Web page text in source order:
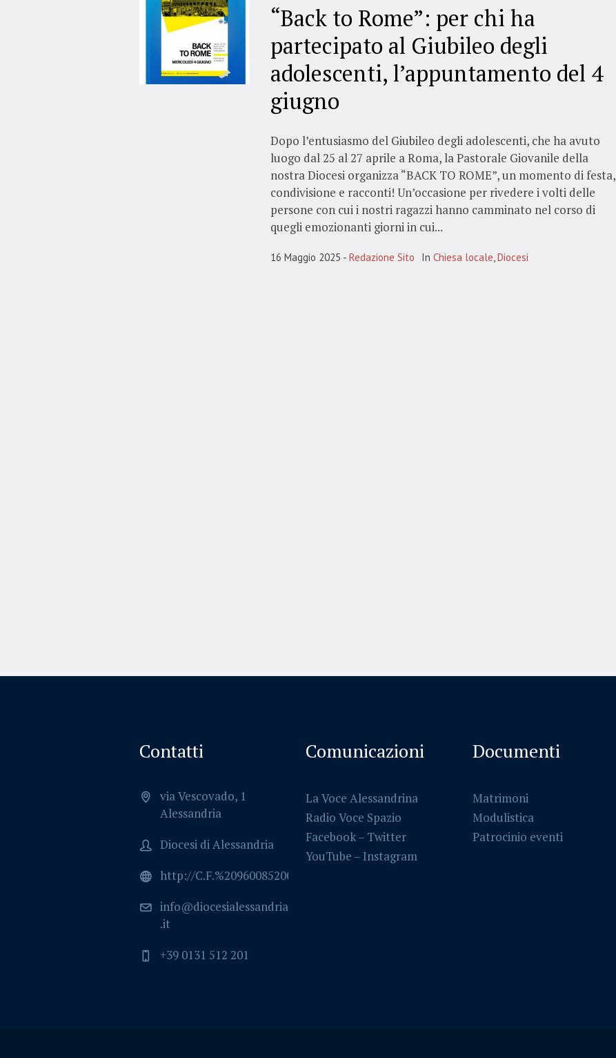
“Back to Rome”: per chi ha
partecipato al Giubileo degli
adolescenti, l’appuntamento del 4
giugno
Dopo l’entusiasmo del Giubileo degli adolescenti, che ha avuto
luogo dal 25 al 27 aprile a Roma, la Pastorale Giovanile della
nostra Diocesi organizza “BACK TO ROME”, un momento di festa,
condivisione e racconti! Un’occasione per rivedere i volti delle
persone con cui i nostri ragazzi hanno camminato nel corso di
quegli emozionanti giorni in cui...
16 Maggio 2025 Redazione Sito In Chiesa locale,Diocesi
Contatti
via Vescovado, 1
Alessandria
Diocesi di Alessandria
http://C.F.%2096008520064
info@diocesialessandria
.it
+39 0131 512 201
Comunicazioni
La Voce Alessandrina
Radio Voce Spazio
Facebook– Twitter
YouTube – Instagram
Documenti
Matrimoni
Modulistica
Patrocinio eventi